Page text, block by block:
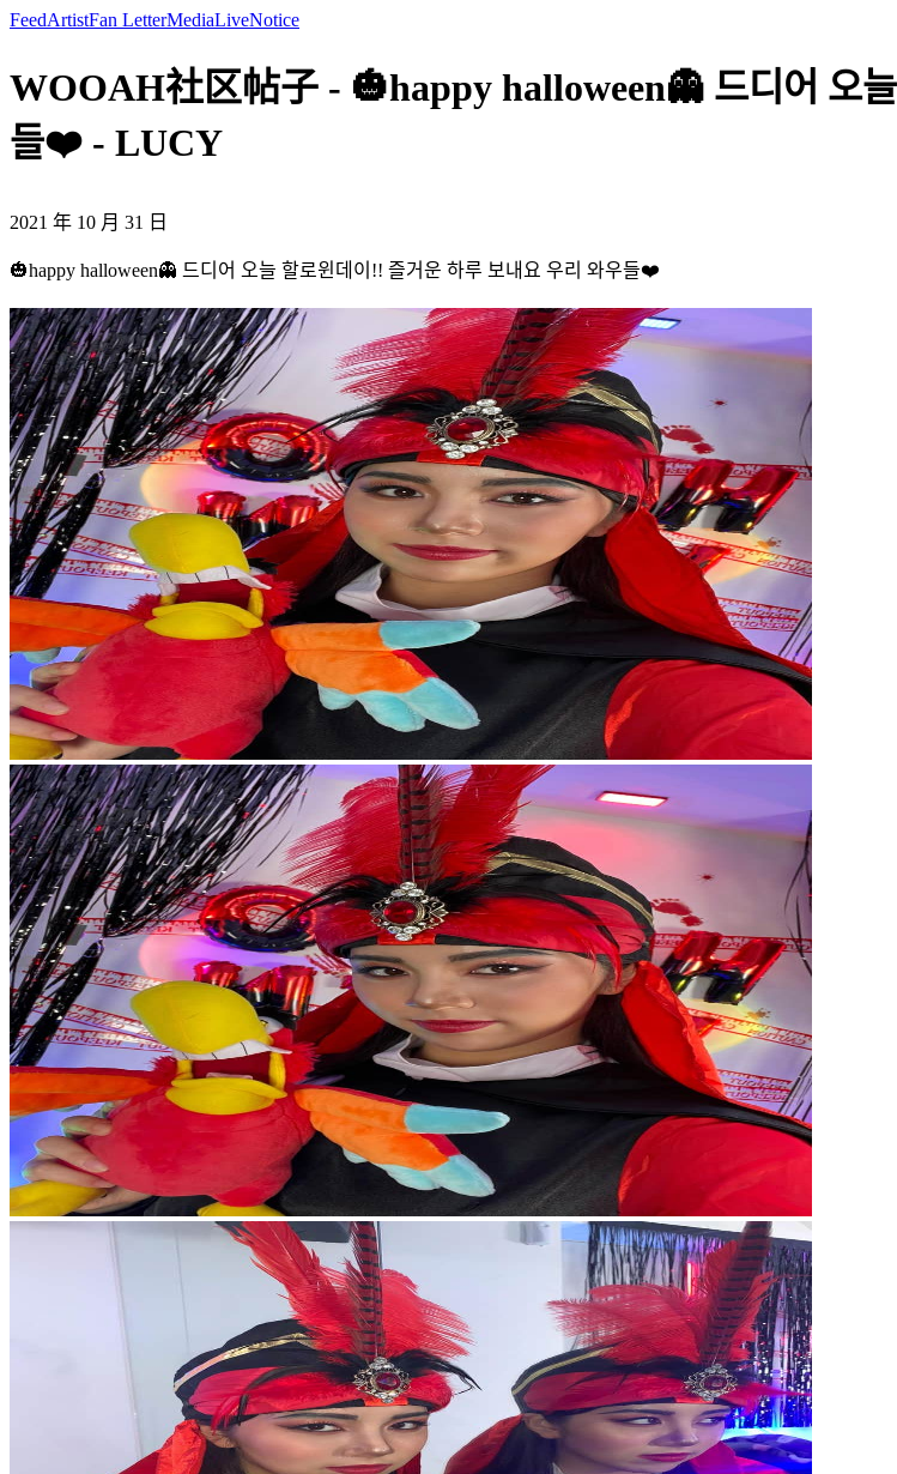
FeedArtistFan LetterMediaLiveNotice
WOOAH社区帖子 - 🎃happy halloween👻 드디어 오
들❤️ - LUCY
2021 年 10 月 31 日
🎃happy halloween👻 드디어 오늘 할로윈데이!! 즐거운 하루 보내요 우리 와우들❤️